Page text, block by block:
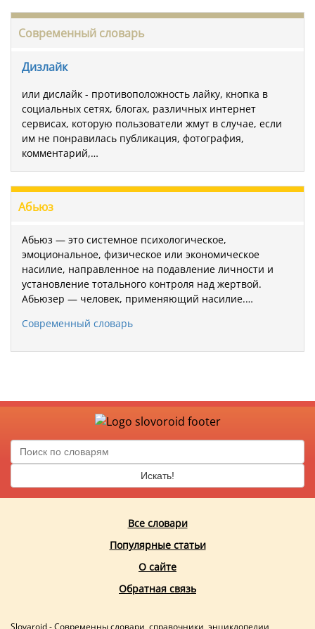
Современный словарь
Дизлайк
или дислайк - противоположность лайку, кнопка в
социальных сетях, блогах, различных интернет
сервисах, которую пользователи жмут в случае, если
им не понравилась публикация, фотография,
комментарий,…
Абьюз
Абьюз — это системное психологическое,
эмоциональное, физическое или экономическое
насилие, направленное на подавление личности и
установление тотального контроля над жертвой.
Абьюзер — человек, применяющий насилие.…
Современный словарь
Искать!
Все словари
Популярные статьи
О сайте
Обратная связь
Slovaroid - Современны словари, справочники, энциклопедии